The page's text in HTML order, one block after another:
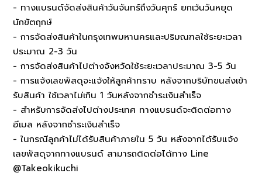
- ทางแบรนด์จัดส่งสินค้าวันจันทร์ถึงวันศุกร์ ยกเว้นวันหยุด
นักขัตฤกษ์
- การจัดส่งสินค้าในกรุงเทพมหานครและปริมณฑลใช้ระยะเวลา
ประมาณ 2-3 วัน
- การจัดส่งสินค้าไปต่างจังหวัดใช้ระยะเวลาประมาณ 3-5 วัน
- การแจ้งเลขพัสดุจะแจ้งให้ลูกค้าทราบ หลังจากบริษัทขนส่งเข้า
รับสินค้า ใช้เวลาไม่เกิน 1 วันหลังจากชำระเงินสำเร็จ
- สำหรับการจัดส่งไปต่างประเทศ ทางแบรนด์จะติดต่อทาง
อีเมล หลังจากชำระเงินสำเร็จ
- ในกรณีลูกค้าไม่ได้รับสินค้าภายใน 5 วัน หลังจากได้รับแจ้ง
เลขพัสดุจากทางแบรนด์ สามารถติดต่อได้ทาง Line
@Takeokikuchi